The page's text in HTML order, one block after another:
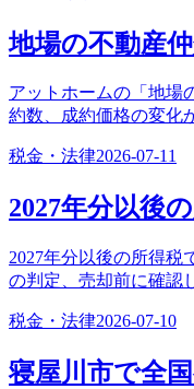
地場の不動産
アットホームの「地場
約数、成約価格の変化
税金・法律2026-07-11
2027年分以後
2027年分以後の所得税
の判定、売却前に確認
税金・法律2026-07-10
寝屋川市で全